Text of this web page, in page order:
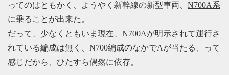
ってのはともかく、ようやく新幹線の新型車両、 N700A系
に乗ることが出来た。
だって、少なくともいま現在、N700Aが明示されて運行さ
れている編成は無く、N700編成のなかでAが当たる、って
感じだから、ひたすら偶然に依存。